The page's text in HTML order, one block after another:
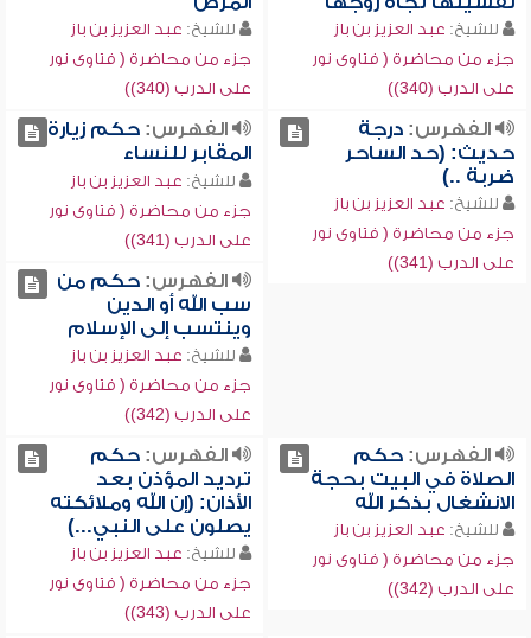
للشيخ: عبد العزيز بن باز
جزء من محاضرة ( فتاوى نور
على الدرب (340))
للشيخ: عبد العزيز بن باز
جزء من محاضرة ( فتاوى نور
على الدرب (340))
الفهرس:درجة
حديث: (حد الساحر
ضربة ..)
للشيخ: عبد العزيز بن باز
جزء من محاضرة ( فتاوى نور
على الدرب (341))
الفهرس:حكم زيارة
المقابر للنساء
للشيخ: عبد العزيز بن باز
جزء من محاضرة ( فتاوى نور
على الدرب (341))
الفهرس:حكم من
سب الله أو الدين
وينتسب إلى الإسلام
للشيخ: عبد العزيز بن باز
جزء من محاضرة ( فتاوى نور
على الدرب (342))
الفهرس:حكم
الصلاة في البيت بحجة
الانشغال بذكر الله
للشيخ: عبد العزيز بن باز
جزء من محاضرة ( فتاوى نور
على الدرب (342))
الفهرس:حكم
ترديد المؤذن بعد
الأذان: (إن الله وملائكته
يصلون على النبي...)
للشيخ: عبد العزيز بن باز
جزء من محاضرة ( فتاوى نور
على الدرب (343))